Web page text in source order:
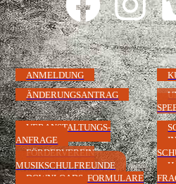
ANMELDUNG
ÄNDERUNGSANTRAG
VERANSTALTUNGS-
ANFRAGE
FÖRDERVEREIN
MUSIKSCHULFREUNDE
DOWNLOADS, FORMULARE